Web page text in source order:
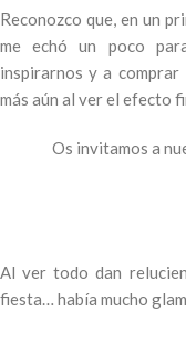
Reconozco que, en un
me echó un poco
inspirarnos y a comprar
más aún al ver el efecto
Os invitamos a
Al ver todo dan
fiesta… había mucho